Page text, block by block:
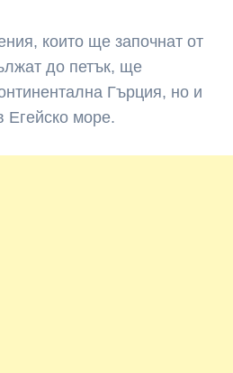
които ще започнат от
до петък, ще
Гърция, но и
Егейско море.